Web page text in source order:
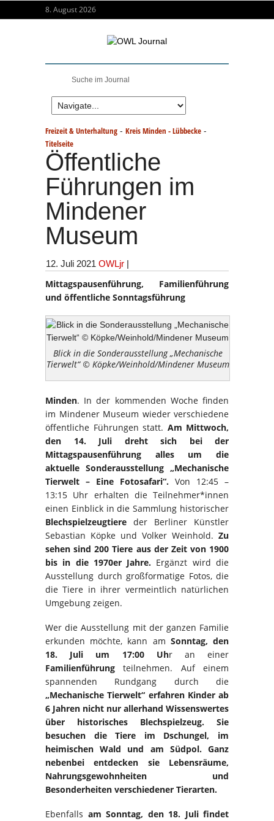
8. August 2026
Freizeit & Unterhaltung - Kreis Minden - Lübbecke -
Titelseite
Öffentliche
Führungen im
Mindener
Museum
12. Juli 2021 OWLjr |
Mittagspausenführung, Familienführung
und öffentliche Sonntagsführung
Blick in die Sonderausstellung „Mechanische
Tierwelt“ © Köpke/Weinhold/Mindener Museum
Minden. In der kommenden Woche finden
im Mindener Museum wieder verschiedene
öffentliche Führungen statt. Am Mittwoch,
den 14. Juli dreht sich bei der
Mittagspausenführung alles um die
aktuelle Sonderausstellung „Mechanische
Tierwelt – Eine Fotosafari“. Von 12:45 –
13:15 Uhr erhalten die Teilnehmer*innen
einen Einblick in die Sammlung historischer
Blechspielzeugtiere der Berliner Künstler
Sebastian Köpke und Volker Weinhold. Zu
sehen sind 200 Tiere aus der Zeit von 1900
bis in die 1970er Jahre. Ergänzt wird die
Ausstellung durch großformatige Fotos, die
die Tiere in ihrer vermeintlich natürlichen
Umgebung zeigen.
Wer die Ausstellung mit der ganzen Familie
erkunden möchte, kann am Sonntag, den
18. Juli um 17:00 Uhr an einer
Familienführung teilnehmen. Auf einem
spannenden Rundgang durch die
„Mechanische Tierwelt“ erfahren Kinder ab
6 Jahren nicht nur allerhand Wissenswertes
über historisches Blechspielzeug. Sie
besuchen die Tiere im Dschungel, im
heimischen Wald und am Südpol. Ganz
nebenbei entdecken sie Lebensräume,
Nahrungsgewohnheiten und
Besonderheiten verschiedener Tierarten.
Ebenfalls am Sonntag, den 18. Juli findet